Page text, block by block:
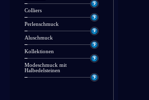
Colliers
Perlenschmuck
Aluschmuck
Kollektionen
Modeschmuck mit
Halbedelsteinen